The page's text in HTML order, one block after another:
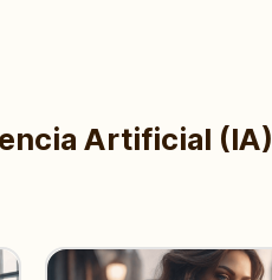
Artificial (IA)